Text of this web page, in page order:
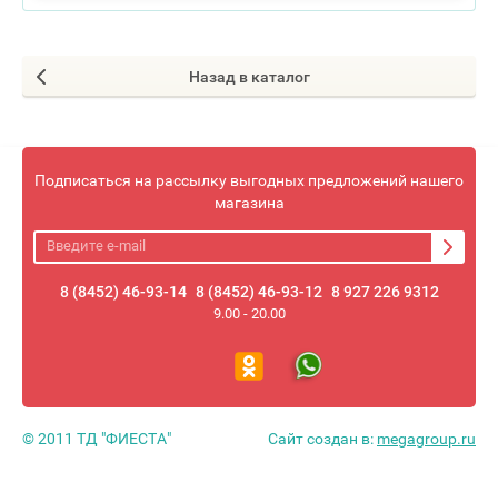
Назад в каталог
Подписаться на рассылку выгодных предложений нашего
магазина
8 (8452) 46-93-14 8 (8452) 46-93-12 8 927 226 9312
9.00 - 20.00
© 2011 ТД "ФИЕСТА" Сайт создан в: megagroup.ru